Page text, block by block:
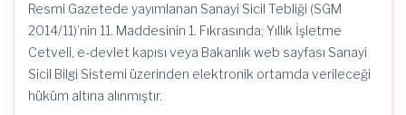
Resmi Gazetede yayımlanan Sanayi Sicil Tebliği (SGM
2014/11)’nin 11. Maddesinin 1. Fıkrasında; Yıllık İşletme
Cetveli, e-devlet kapısı veya Bakanlık web sayfası Sanayi
Sicil Bilgi Sistemi üzerinden elektronik ortamda verileceği
hüküm altına alınmıştır.